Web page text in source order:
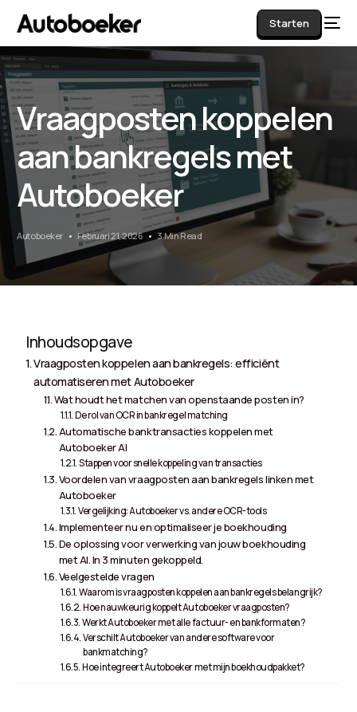
Starten
Vraagposten koppelen
aan bankregels met
Autoboeker
Autoboeker Februari 21, 2026 3 Min Read
Inhoudsopgave
Vraagposten koppelen aan bankregels: efficiënt
automatiseren met Autoboeker
Wat houdt het matchen van openstaande posten in?
De rol van OCR in bankregel matching
Automatische banktransacties koppelen met
Autoboeker AI
Stappen voor snelle koppeling van transacties
Voordelen van vraagposten aan bankregels linken met
Autoboeker
Vergelijking: Autoboeker vs. andere OCR-tools
Implementeer nu en optimaliseer je boekhouding
De oplossing voor verwerking van jouw boekhouding
met AI. In 3 minuten gekoppeld.
Veelgestelde vragen
Waarom is vraagposten koppelen aan bankregels belangrijk?
Hoe nauwkeurig koppelt Autoboeker vraagposten?
Werkt Autoboeker met alle factuur- en bankformaten?
Verschilt Autoboeker van andere software voor
bankmatching?
Hoe integreert Autoboeker met mijn boekhoudpakket?
AI